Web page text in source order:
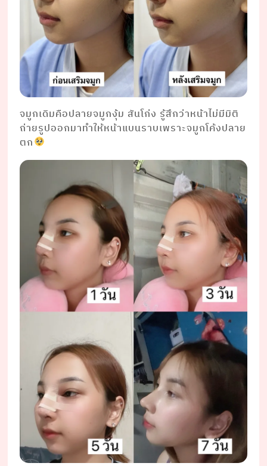
จมูกเดิมคือปลายจมูกงุ้ม สันโก่ง รู้สึกว่าหน้าไม่มีมิติ
ถ่ายรูปออกมาทำให้หน้าแบนราบเพราะจมูกโค้งปลาย
ตก